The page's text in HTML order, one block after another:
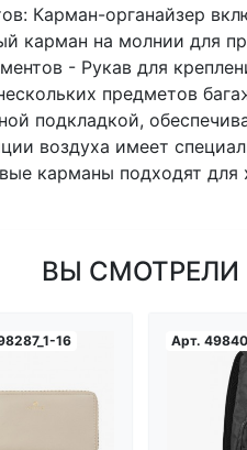
Карман-органайзер
карман на молнии для
- Рукав для
предметов
подкладкой,
воздуха имеет
карманы подходят для
ВЫ СМОТРЕЛИ
16 Арт.